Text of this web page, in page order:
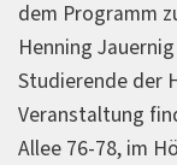
dem Programm
Henning
Studierende der
Veranstaltung
Allee 76-78, im